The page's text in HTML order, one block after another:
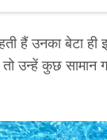
हैं उनका बेटा
उन्हें कुछ सामान